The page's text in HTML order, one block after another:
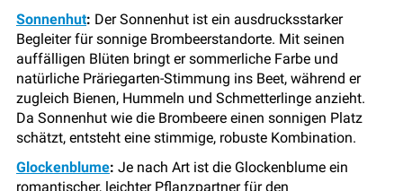
Sonnenhut: Der Sonnenhut ist ein ausdrucksstarker
Begleiter für sonnige Brombeerstandorte. Mit seinen
auffälligen Blüten bringt er sommerliche Farbe und
natürliche Präriegarten-Stimmung ins Beet, während er
zugleich Bienen, Hummeln und Schmetterlinge anzieht.
Da Sonnenhut wie die Brombeere einen sonnigen Platz
schätzt, entsteht eine stimmige, robuste Kombination.
Glockenblume: Je nach Art ist die Glockenblume ein
romantischer, leichter Pflanzpartner für den